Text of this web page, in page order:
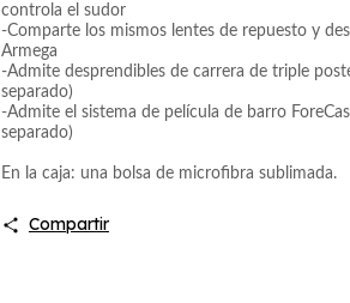
controla el sudor
-Comparte los mismos lentes de repuesto y
Armega
-Admite desprendibles de carrera de triple
separado)
-Admite el sistema de película de barro
separado)
En la caja: una bolsa de microfibra sublimada.
Compartir